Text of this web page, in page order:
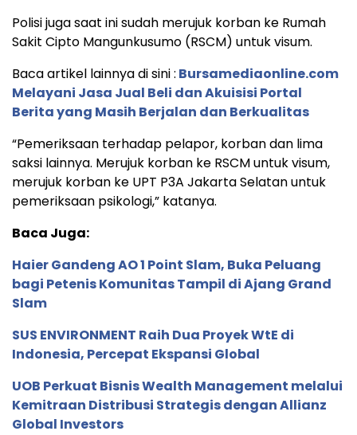
Polisi juga saat ini sudah merujuk korban ke Rumah
Sakit Cipto Mangunkusumo (RSCM) untuk visum.
Baca artikel lainnya di sini : Bursamediaonline.com
Melayani Jasa Jual Beli dan Akuisisi Portal
Berita yang Masih Berjalan dan Berkualitas
“Pemeriksaan terhadap pelapor, korban dan lima
saksi lainnya. Merujuk korban ke RSCM untuk visum,
merujuk korban ke UPT P3A Jakarta Selatan untuk
pemeriksaan psikologi,” katanya.
Baca Juga:
Haier Gandeng AO 1 Point Slam, Buka Peluang
bagi Petenis Komunitas Tampil di Ajang Grand
Slam
SUS ENVIRONMENT Raih Dua Proyek WtE di
Indonesia, Percepat Ekspansi Global
UOB Perkuat Bisnis Wealth Management melalui
Kemitraan Distribusi Strategis dengan Allianz
Global Investors